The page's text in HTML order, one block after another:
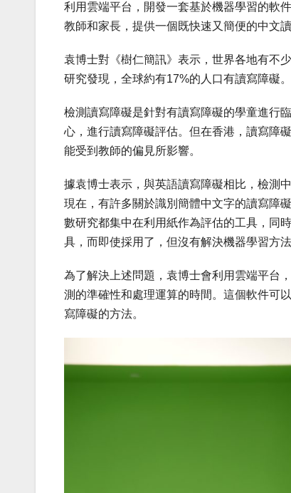
利用雲端平台，開發一套基於機器學習的軟
教師和家長， 提供一個既快速又簡便的中文
袁博士對《樹仁簡訊》表示， 世界各地有不少
研究發現，全球約有17%的人口有讀寫障礙。
檢測讀寫障礙是針對有讀寫障礙的學童進行
心 ， 進行讀寫障礙評估。但在香港， 讀寫障
能受到教師的偏見所影響。
據袁博士表示， 與英語讀寫障礙相比，檢測
現在，有許多關於識別簡體中文字的讀寫障
數研究都集中在利用紙作為評估的工具，同
具 ， 而即使採用了， 但沒有解決機器學習方
為了解決上述問題，袁博士會利用雲端平台
測的準確性和處理運算的時間。這個軟件可
寫障礙的方法。